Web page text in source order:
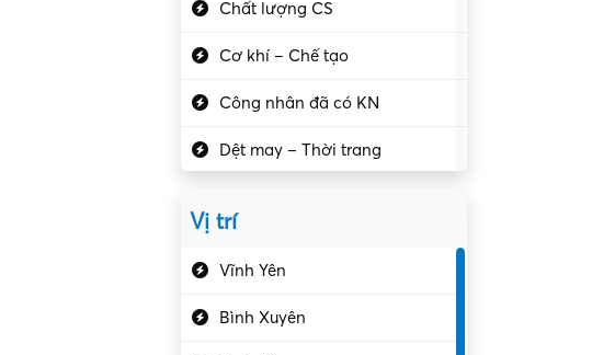
Chất lượng CS
Cơ khí – Chế tạo
Công nhân đã có KN
Dệt may – Thời trang
Vị trí
Vĩnh Yên
Bình Xuyên